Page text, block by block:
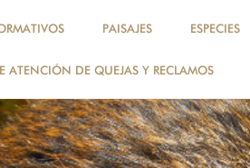
PAISAJES ESPECIES
ATENCIÓN DE QUEJAS Y RECLAMOS